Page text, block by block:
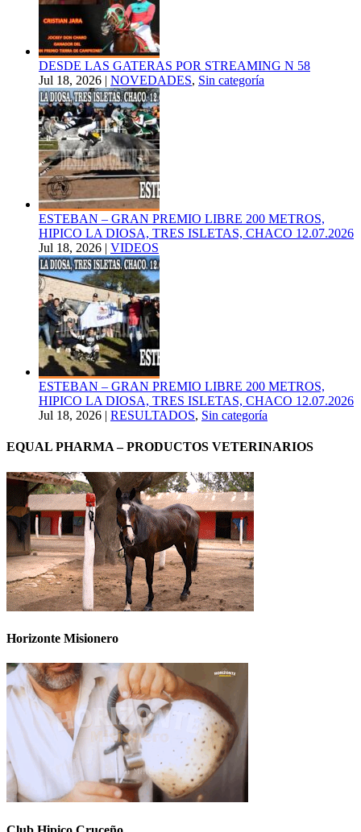
DESDE LAS GATERAS POR STREAMING N 58
Jul 18, 2026 | NOVEDADES, Sin categoría
ESTEBAN – GRAN PREMIO LIBRE 200 METROS,
HIPICO LA DIOSA, TRES ISLETAS, CHACO 12.07.2026
Jul 18, 2026 | VIDEOS
ESTEBAN – GRAN PREMIO LIBRE 200 METROS,
HIPICO LA DIOSA, TRES ISLETAS, CHACO 12.07.2026
Jul 18, 2026 | RESULTADOS, Sin categoría
EQUAL PHARMA – PRODUCTOS VETERINARIOS
Horizonte Misionero